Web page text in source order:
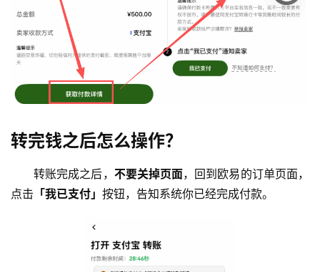
转完钱之后怎么操作？
转账完成之后， 不要关掉页面，回到欧易的订单页面，
点击 「我已支付」 按钮，告知系统你已经完成付款。